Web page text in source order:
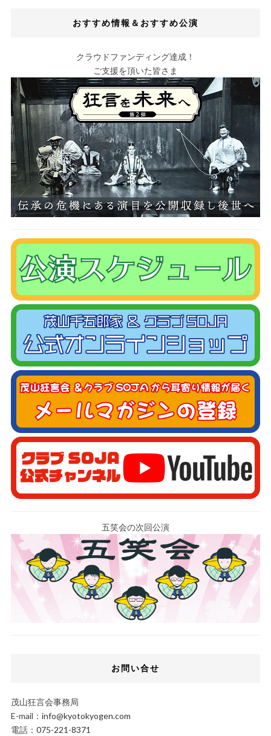
おすすめ情報＆おすすめ公演
クラウドファンディング達成！
ご支援を頂いた皆さま
五笑会の次回公演
お問い合せ
茂山狂言会事務局
E-mail： info@kyotokyogen.com
電話： 075-221-8371